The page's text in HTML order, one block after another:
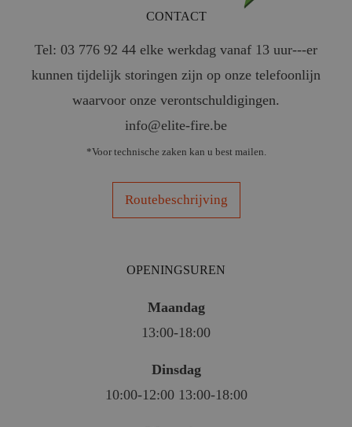
CONTACT
Tel: 03 776 92 44 elke werkdag vanaf 13 uur---er
kunnen tijdelijk storingen zijn op onze telefoonlijn
waarvoor onze verontschuldigingen.
info@elite-fire.be
*Voor technische zaken kan u best mailen.
Routebeschrijving
OPENINGSUREN
Maandag
13:00-18:00
Dinsdag
10:00-12:00 13:00-18:00